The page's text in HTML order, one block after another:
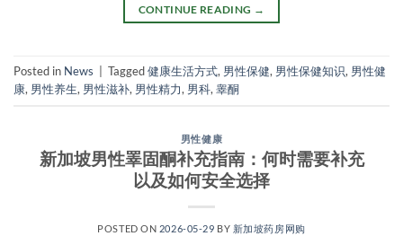
CONTINUE READING →
Posted in News Tagged健康生活方式, 男性保健, 男性保健知识, 男性健
康, 男性养生, 男性滋补, 男性精力, 男科, 睾酮
男性健康
新加坡男性睪固酮补充指南：何时需要补充
以及如何安全选择
POSTED ON 2026-05-29 BY 新加坡药房网购